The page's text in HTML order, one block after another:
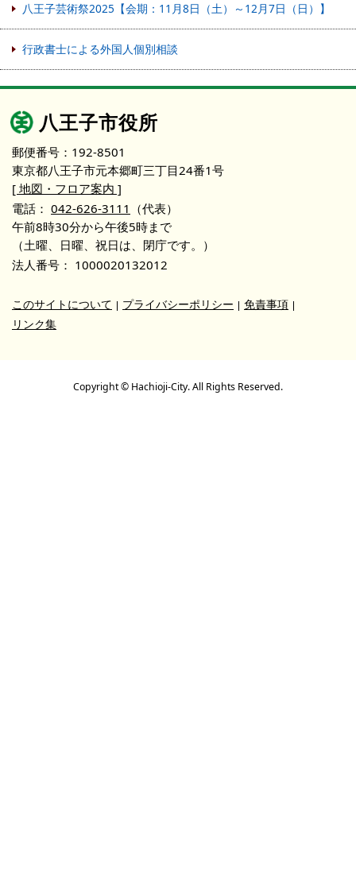
八王子芸術祭2025【会期：11月8日（土）～12月7日（日）】
行政書士による外国人個別相談
八王子市役所
郵便番号：192-8501
東京都八王子市元本郷町三丁目24番1号
[ 地図・フロア案内 ]
電話： 042-626-3111 （代表）
午前8時30分から午後5時まで
（土曜、日曜、祝日は、閉庁です。）
法人番号： 1000020132012
このサイトについて プライバシーポリシー
免責事項
リンク集
Copyright © Hachioji-City. All Rights Reserved.